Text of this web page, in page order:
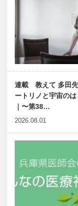
連載 教えて 多田
ートリノと宇宙のは
｜〜第38…
2026.08.01